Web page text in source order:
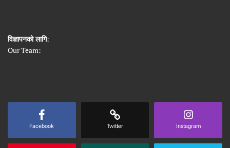
विज्ञापनको लागि:
Our Team:
Facebook Twitter Instagram